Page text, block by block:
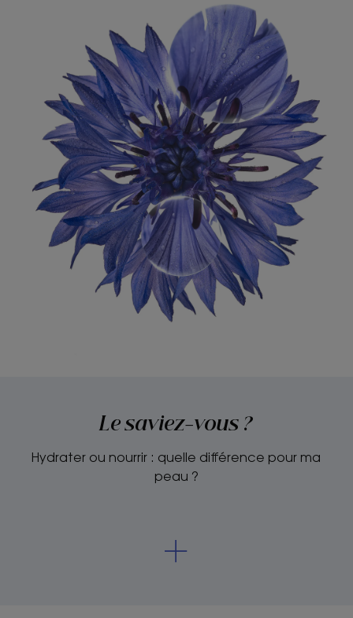
Le saviez-vous ?
Hydrater ou nourrir : quelle différence pour ma
peau ?